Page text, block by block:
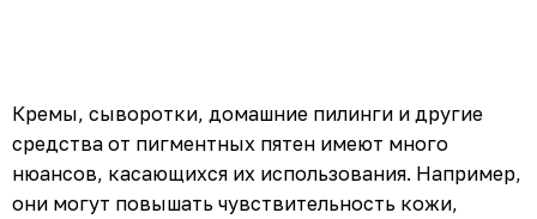
Кремы, сыворотки, домашние пилинги и другие
средства от пигментных пятен имеют много
нюансов, касающихся их использования. Например,
они могут повышать чувствительность кожи,